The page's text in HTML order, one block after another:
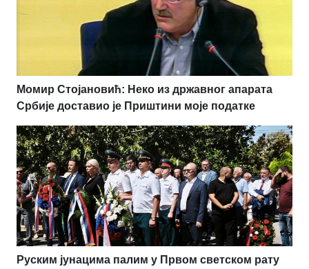
Момир Стојановић: Неко из државног апарата
Србије доставио је Приштини моје податке
Руским јунацима палим у Првом светском рату